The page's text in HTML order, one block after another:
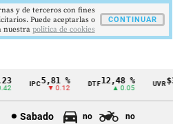
5,81 %
▼ 0.12
DTF12,48 %
▲ 0.05
UVR
Sabado no no
y de terceros con fines
Puede aceptarlas o
nuestra politica de cookies
CONTINUAR